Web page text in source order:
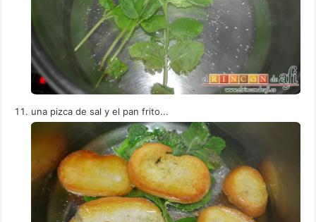
una pizca de sal y el pan frito...